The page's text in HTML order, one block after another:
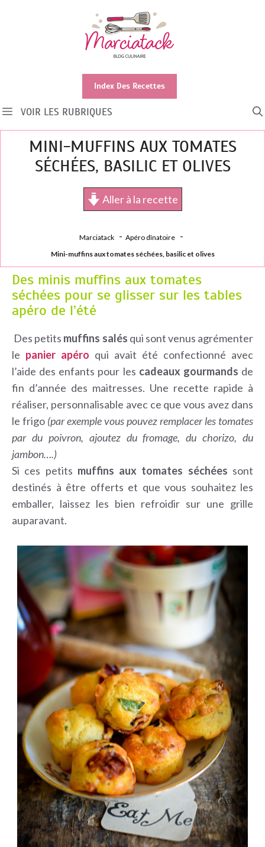
Index Des Recettes
VOIR LES RUBRIQUES
MINI-MUFFINS AUX TOMATES
SÉCHÉES, BASILIC ET OLIVES
Aller à la recette
Marciatack
Apéro dînatoire
Mini-muffins aux tomates séchées, basilic et olives
Des minis muffins aux tomates
séchées pour se glisser sur les tables
apéro de l’été
Des petits muffins salés qui sont venus agrémenter
le panier apéro qui avait été confectionné avec
l’aide des enfants pour les cadeaux gourmands de
fin d’année des maitresses. Une recette rapide à
réaliser, personnalisable avec ce que vous avez dans
le frigo (par exemple vous pouvez remplacer les tomates
par du poivron, ajoutez du fromage, du chorizo, du
jambon….)
Si ces petits muffins aux tomates séchées sont
destinés à être offerts et que vous souhaitez les
emballer, laissez les bien refroidir sur une grille
auparavant.